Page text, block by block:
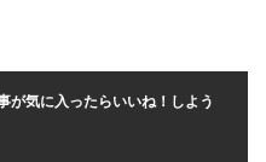
が気に入ったらいいね！しよう